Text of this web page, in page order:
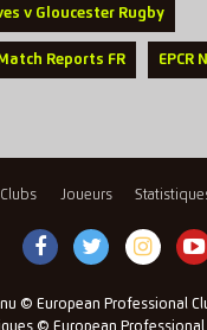
v Gloucester Rugby
Reports FR EPCR
Clubs Joueurs
© European Professional